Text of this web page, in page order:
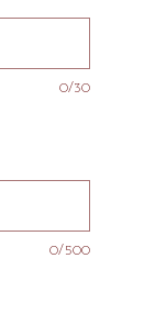
0/30
0/500